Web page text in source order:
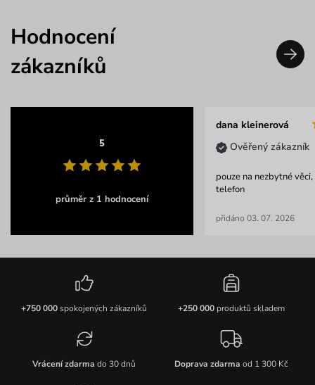
Hodnocení
zákazníků
5
průměr z 1 hodnocení
dana kleinerová
Ověřený zákazník
pouze na nezbytné
telefon
přidáno 03. 07. 2026
+750 000spokojených zákazníků +250 000produktů skladem
Vrácení zdarma do 30 dnů Doprava zdarma od 1 300 Kč